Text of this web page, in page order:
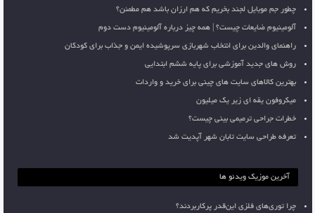
چطور جم موبایل لجند بخریم که هم ارزان باشد هم مطمئن؟
آلومینیوم ضایعات چیست؟ | همه چیز درباره آلومینیوم دست دوم
راهنمای والدین برای انتخاب شهربازی سرپوشیده ایمن و جذاب برای کودکان
روش های جدید آموزشی برای پایه ششم ابتدایی
بهترین کالاهای سایت های چینی برای خرید و واردات
میکروفون یقه ای زیر یک میلیون
خطرات جراحی ترمیمی بینی چیست؟
تعرفه طراحی سایت تابان شهر آپدیت شد
آخرین موزیک ویدئو ها
چرا توری‌های فلزی این‌قدر پرکاربردند؟